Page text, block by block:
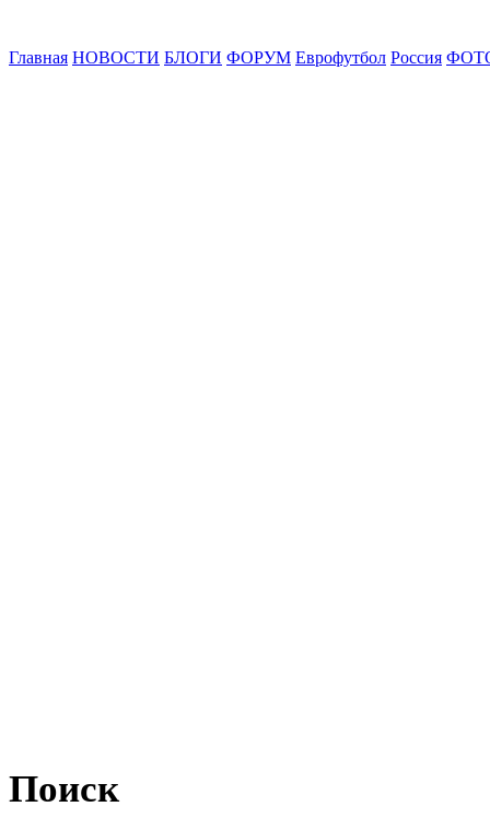
Главная НОВОСТИ БЛОГИ ФОРУМ Еврофутбол Россия
Поиск